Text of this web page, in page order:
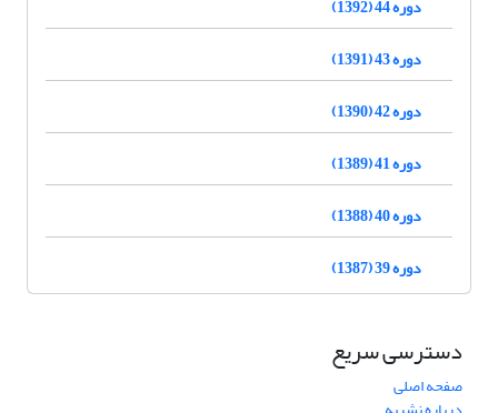
دوره 44 (1392)
دوره 43 (1391)
دوره 42 (1390)
دوره 41 (1389)
دوره 40 (1388)
دوره 39 (1387)
دسترسی سریع
صفحه اصلی